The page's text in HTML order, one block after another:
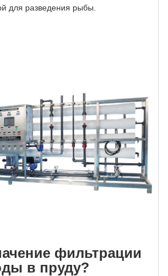
для разведения рыбы.
фильтрации
в пруду?